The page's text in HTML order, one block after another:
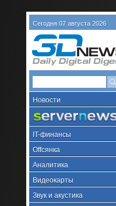
Сегодня 07 августа 2026
Новости
IT-финансы
Offсянка
Аналитика
Видеокарты
Звук и акустика